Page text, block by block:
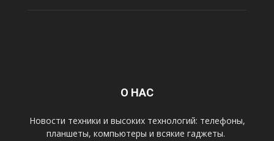
О НАС
Новости техники и высоких технологий: телефоны,
планшеты, компьютеры и всякие гаджеты.